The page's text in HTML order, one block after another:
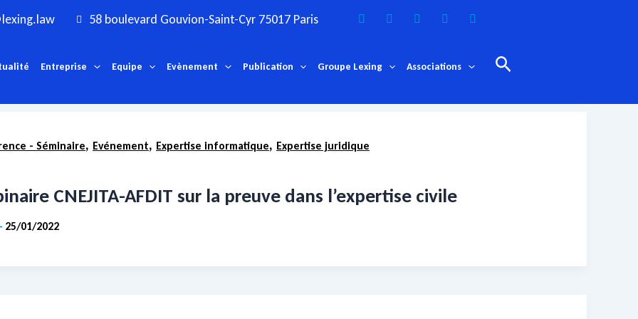
58 boulevard Gouvion-Saint-Cyr 75017 Paris
Entreprise Equipe Evènement Publication Groupe Lexing Associations Rechercher
Résultats de recherche pour :Preuve
- Séminaire, Evénement, Expertise informatique, Expertise juridique
CNEJITA-AFDIT sur la preuve dans l’expertise civile
- 25/01/2022